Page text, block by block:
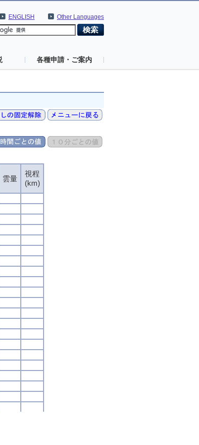
Other Languages
ENGLISH
各種申請・ご案内
雲量
視程
(km)
雲量
視程
(km)
雲量
視程
(km)
雲量
視程
(km)